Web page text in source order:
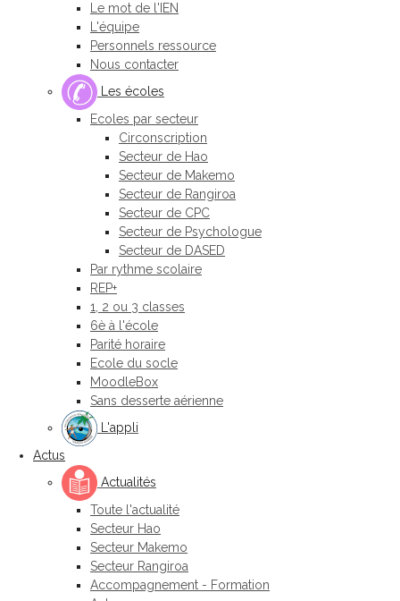
Le mot de l'IEN
L'équipe
Personnels ressource
Nous contacter
Les écoles
Ecoles par secteur
Circonscription
Secteur de Hao
Secteur de Makemo
Secteur de Rangiroa
Secteur de CPC
Secteur de Psychologue
Secteur de DASED
Par rythme scolaire
REP+
1, 2 ou 3 classes
6è à l'école
Parité horaire
Ecole du socle
MoodleBox
Sans desserte aérienne
L'appli
Actus
Actualités
Toute l'actualité
Secteur Hao
Secteur Makemo
Secteur Rangiroa
Accompagnement - Formation